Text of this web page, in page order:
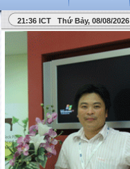
21:36 ICT Thứ Bảy, 08/08/2026